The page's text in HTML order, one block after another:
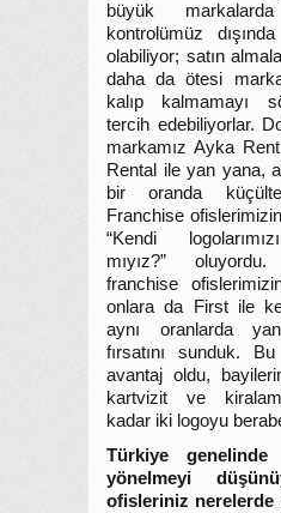
büyük
kontrolümüz
olabiliyor; satın
daha da ötesi
kalıp kalmamayı
tercih edebiliyorlar.
markamız Ayka
Rental ile yan yana,
bir oranda
Franchise
“Kendi
mıyız?”
franchise
onlara da First ile
aynı oranlarda
fırsatını sunduk.
avantaj oldu,
kartvizit ve
kadar iki logoyu
Türkiye
yönelmeyi
ofisleriniz nerelerde